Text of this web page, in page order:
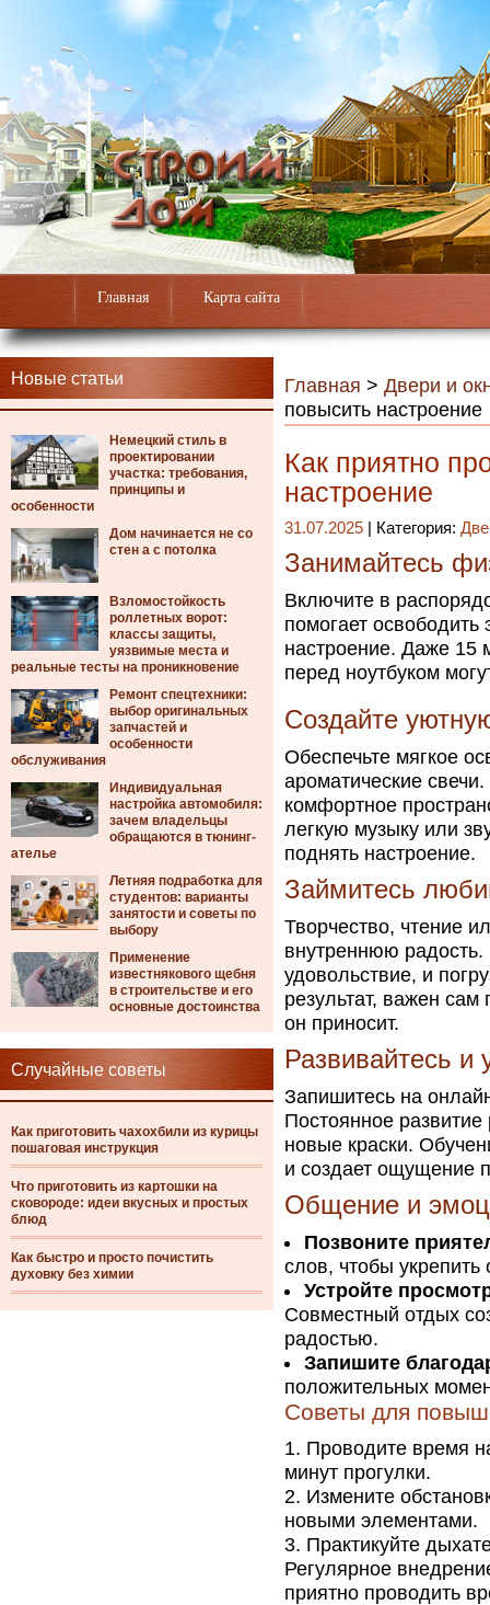
Главная Карта сайта
Новые статьи
Немецкий стиль в
проектировании
участка: требования,
принципы и
особенности
Дом начинается не со
стен а с потолка
Взломостойкость
роллетных ворот:
классы защиты,
уязвимые места и
реальные тесты на проникновение
Ремонт спецтехники:
выбор оригинальных
запчастей и
особенности
обслуживания
Индивидуальная
настройка автомобиля:
зачем владельцы
обращаются в тюнинг-
ателье
Летняя подработка для
студентов: варианты
занятости и советы по
выбору
Применение
известнякового щебня
в строительстве и его
основные достоинства
Случайные советы
Как приготовить чахохбили из курицы
пошаговая инструкция
Что приготовить из картошки на
сковороде: идеи вкусных и простых
блюд
Как быстро и просто почистить
духовку без химии
Главная > Двери и
повысить настроение
Как приятно
настроение
31.07.2025 | Категория:
Занимайтесь
Включите в
помогает освободить
настроение. Даже 15
перед ноутбуком
Создайте
Обеспечьте мягкое
ароматические
комфортное
легкую музыку или
поднять настроение.
Займитесь
Творчество, чтение
внутреннюю радость.
удовольствие, и
результат, важен
он приносит.
Развивайтесь и
Запишитесь на
Постоянное
новые краски.
и создает ощущение
Общение и
Позвоните
слов, чтобы укрепить
Устройте
Совместный отдых
радостью.
Запишите
положительных
Советы для
Проводите время
минут прогулки.
Измените
новыми элементами.
Практикуйте
Регулярное
приятно проводить